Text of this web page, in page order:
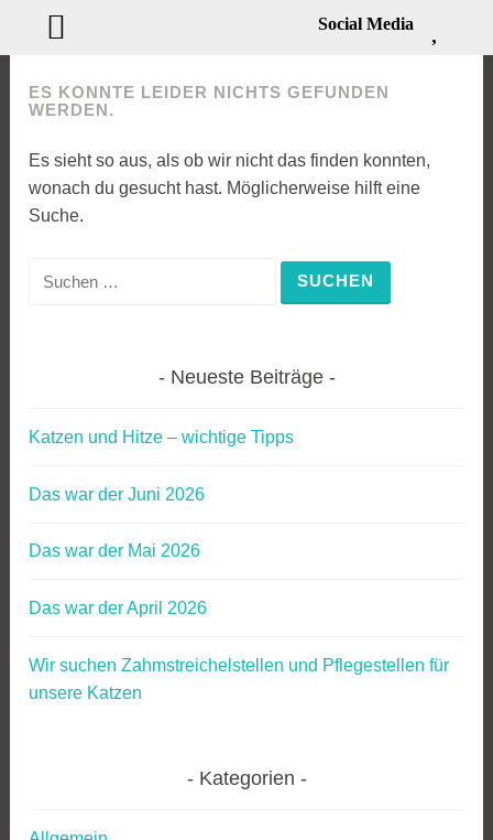
Inhalt
ES KONNTE LEIDER NICHTS GEFUNDEN
WERDEN.
Es sieht so aus, als ob wir nicht das finden konnten,
wonach du gesucht hast. Möglicherweise hilft eine
Suche.
Neueste Beiträge
Katzen und Hitze – wichtige Tipps
Das war der Juni 2026
Das war der Mai 2026
Das war der April 2026
Wir suchen Zahmstreichelstellen und Pflegestellen für
unsere Katzen
Kategorien
Social Media